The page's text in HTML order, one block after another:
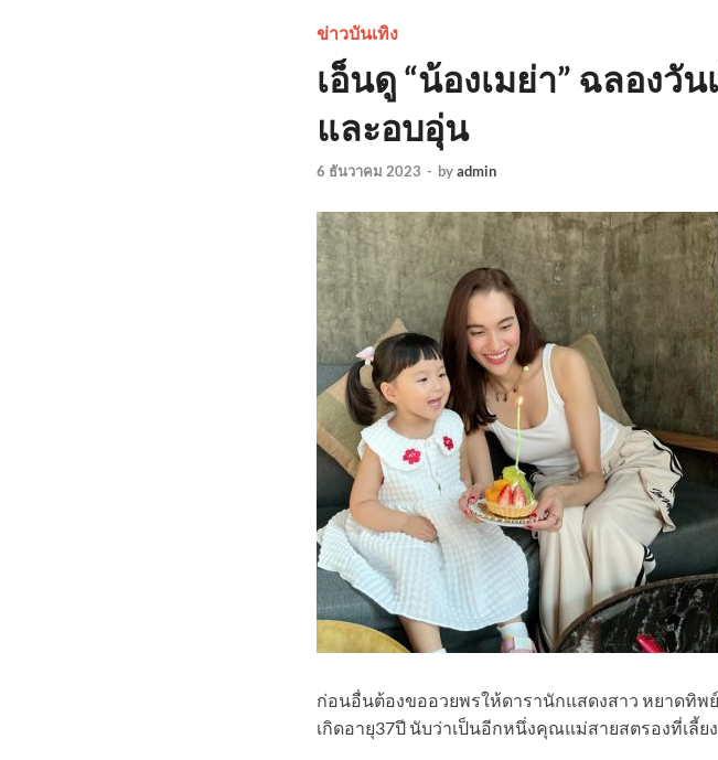
ข่าวบันเทิง
เอ็นดู “น้องเมย่า” ฉลองวั
และอบอุ่น
6 ธันวาคม 2023 - byadmin
ก่อนอื่นต้องขออวยพรให้ดารานักแสดงสาว หยาดทิ
เกิดอายุ37ปี นับว่าเป็นอีกหนึ่งคุณแม่สายสตรองที่เลี้ย